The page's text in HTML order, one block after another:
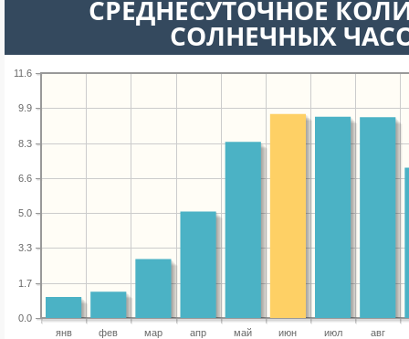
СРЕДНЕСУТОЧНОЕ
СОЛНЕЧНЫХ
янв фев мар апр май июн июл авг
0.0
1.7
3.3
5.0
6.6
8.3
9.9
11.6